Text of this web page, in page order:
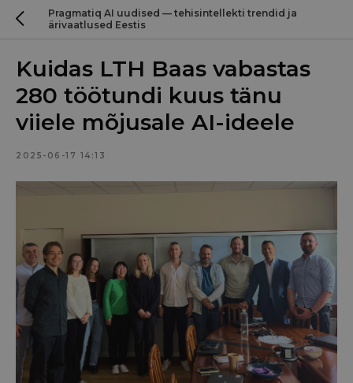
Pragmatiq AI uudised — tehisintellekti trendid ja
ärivaatlused Eestis
Kuidas LTH Baas vabastas
280 töötundi kuus tänu
viiele mõjusale AI-ideele
2025-06-17 14:13